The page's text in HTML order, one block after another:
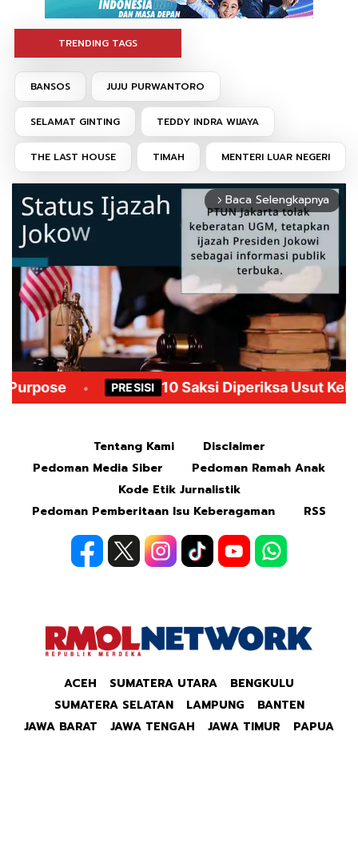
TRENDING TAGS
BANSOS JUJU PURWANTORO
SELAMAT GINTING TEDDY INDRA WIJAYA
THE LAST HOUSE TIMAH MENTERI LUAR NEGERI
arrow_forward_ios Baca Selengkapnya
Tentang Kami
Disclaimer
Pedoman Media Siber
Pedoman Ramah Anak
Kode Etik Jurnalistik
Pedoman Pemberitaan Isu Keberagaman
RSS
ACEH SUMATERA UTARA
BENGKULU
SUMATERA SELATAN
LAMPUNG
BANTEN
JAWA BARAT
JAWA TENGAH JAWA TIMUR PAPUA